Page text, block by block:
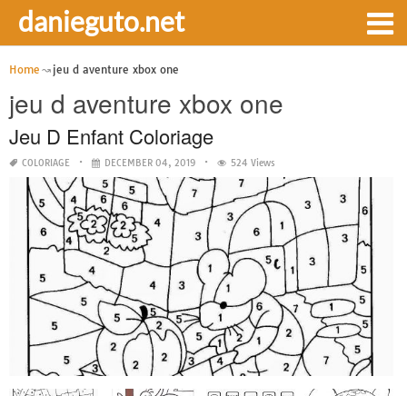
danieguto.net
Home jeu d aventure xbox one
jeu d aventure xbox one
Jeu D Enfant Coloriage
COLORIAGE DECEMBER 04, 2019 524 Views